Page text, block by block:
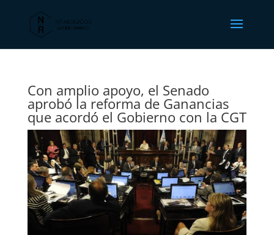
Con amplio apoyo, el Senado
aprobó la reforma de Ganancias
que acordó el Gobierno con la CGT